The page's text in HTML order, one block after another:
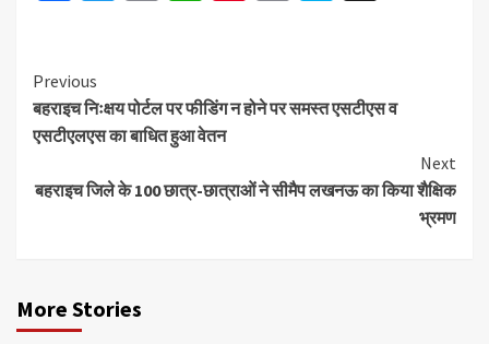
Continue
Reading
Previous
बहराइच निःक्षय पोर्टल पर फीडिंग न होने पर समस्त एसटीएस व
एसटीएलएस का बाधित हुआ वेतन
Next
बहराइच जिले के 100 छात्र-छात्राओं ने सीमैप लखनऊ का किया शैक्षिक
भ्रमण
More Stories